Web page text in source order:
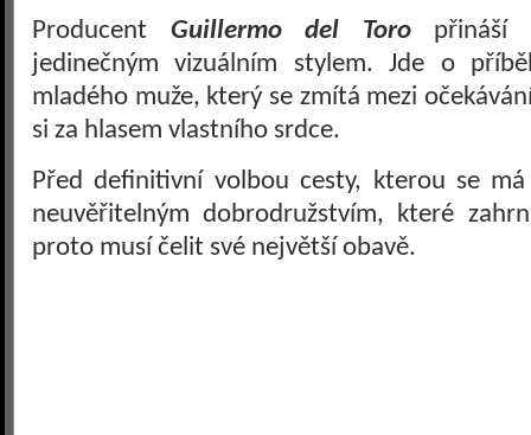
Producent Guillermo del Toropřináší
jedinečným vizuálním stylem. Jde o
mladého muže, který se zmítá mezi
si za hlasem vlastního srdce.
Před definitivní volbou cesty, kterou se
neuvěřitelným dobrodružstvím, které
proto musí čelit své největší obavě.